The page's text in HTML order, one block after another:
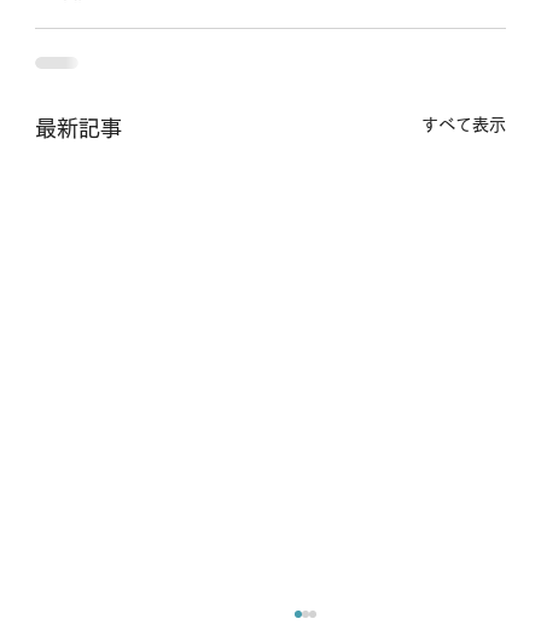
最新記事 すべて表示